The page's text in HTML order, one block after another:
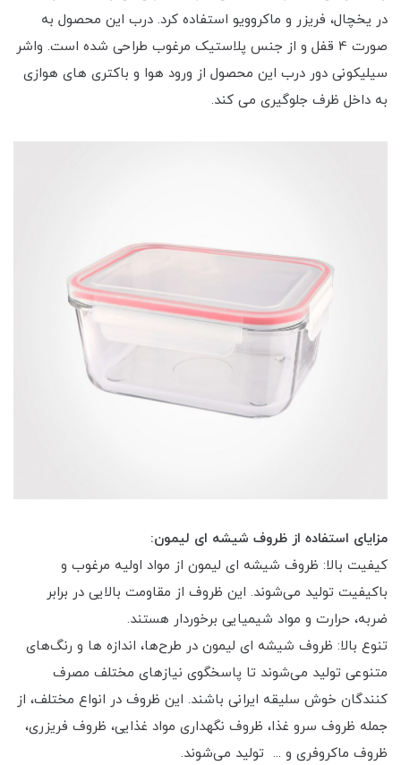
در یخچال، فریزر و ماکروویو استفاده کرد. درب این محصول به
صورت 4 قفل و از جنس پلاستیک مرغوب طراحی شده است. واشر
سیلیکونی دور درب این محصول از ورود هوا و باکتری های هوازی
به داخل ظرف جلوگیری می کند.
مزایای استفاده از ظروف شیشه ای لیمون:
کیفیت بالا: ظروف شیشه ای لیمون از مواد اولیه مرغوب و
باکیفیت تولید می‌شوند. این ظروف از مقاومت بالایی در برابر
ضربه، حرارت و مواد شیمیایی برخوردار هستند.
تنوع بالا: ظروف شیشه ای لیمون در طرح‌ها، اندازه ها و رنگ‌های
متنوعی تولید می‌شوند تا پاسخگوی نیازهای مختلف مصرف
کنندگان خوش سلیقه ایرانی باشند. این ظروف در انواع مختلف، از
جمله ظروف سرو غذا، ظروف نگهداری مواد غذایی، ظروف فریزری،
ظروف ماکروفری و ... تولید می‌شوند.